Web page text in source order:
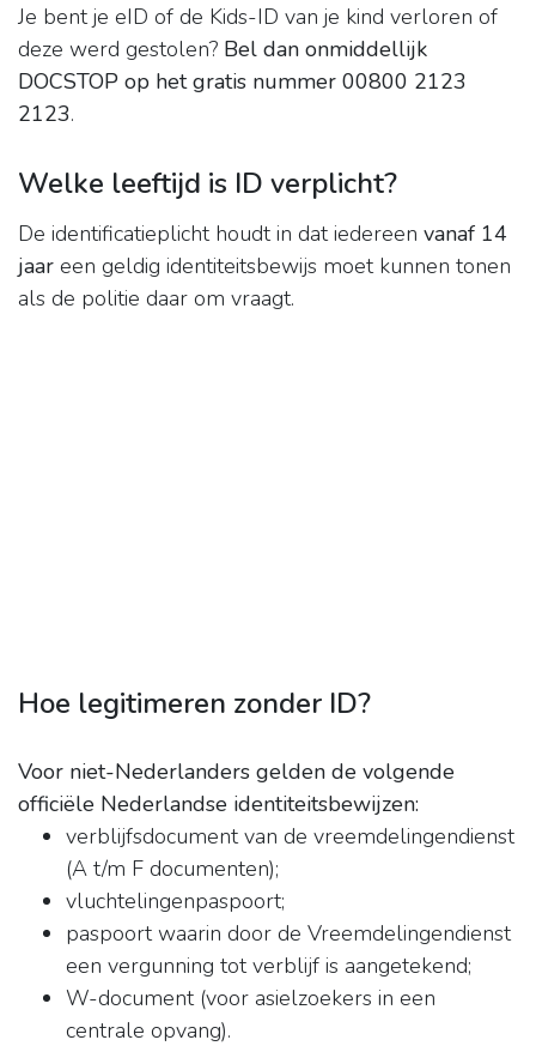
Je bent je eID of de Kids-ID van je kind verloren of
deze werd gestolen? Bel dan onmiddellijk
DOCSTOP op het gratis nummer 00800 2123
2123.
Welke leeftijd is ID verplicht?
De identificatieplicht houdt in dat iedereen vanaf 14
jaar een geldig identiteitsbewijs moet kunnen tonen
als de politie daar om vraagt.
Hoe legitimeren zonder ID?
Voor niet-Nederlanders gelden de volgende
officiële Nederlandse identiteitsbewijzen:
verblijfsdocument van de vreemdelingendienst
(A t/m F documenten);
vluchtelingenpaspoort;
paspoort waarin door de Vreemdelingendienst
een vergunning tot verblijf is aangetekend;
W-document (voor asielzoekers in een
centrale opvang).